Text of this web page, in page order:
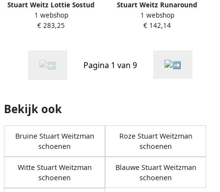
Stuart Weitz Lottie Sostud
Tassel Loafer
1 webshop
€ 283,25
Stuart Weitz Runaround
Sneaker
1 webshop
€ 142,14
Pagina 1 van 9
Bekijk ook
Bruine Stuart Weitzman
schoenen
Roze Stuart Weitzman
schoenen
Witte Stuart Weitzman
schoenen
Blauwe Stuart Weitzman
schoenen